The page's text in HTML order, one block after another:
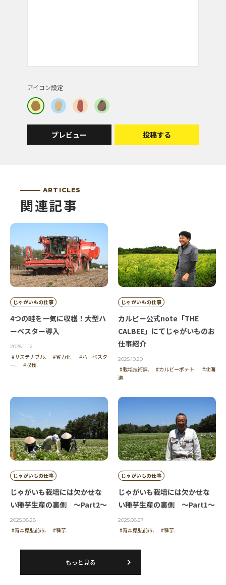
収穫後まで厳重に管理してるんですね！！
気を使うことないし・・・ストレスになってるのか
投稿者 | わこくや
良い知識を得ました。
投稿者 | 釣り好きハマちゃん
収穫後の管理、寒い時期ですがご苦労さんです。
アイコン設定
プレビュー 投稿する
ARTICLES
関連記事
じゃがいもの仕事
4つの畦を一気に収穫！大型ハ
ーベスター導入
2025.11.12
#サステナブル. #省力化.
#ハーベスタ
ー.
#収穫.
じゃがいもの仕事
カルビー公式note「THE
CALBEE」にてじゃがいものお
仕事紹介
2025.10.20
#栽培技術課. #カルビーポテト.
#北海
道.
じゃがいもの仕事
じゃがいも栽培には欠かせな
い種芋生産の裏側 ～Part2～
2025.08.28
#青森県弘前市. #種芋.
じゃがいもの仕事
じゃがいも栽培には欠かせな
い種芋生産の裏側 ～Part1～
2025.08.27
#青森県弘前市. #種芋.
もっと見る